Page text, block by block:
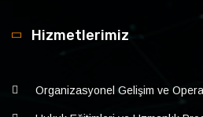
Hizmetlerimiz
Organizasyonel Gelişim ve